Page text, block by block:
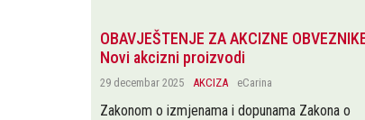
OBAVJEŠTENJE ZA AKCIZNE
Novi akcizni proizvodi
29 decembar 2025 AKCIZA eCarina
Zakonom o izmjenama i dopunama Zakona o